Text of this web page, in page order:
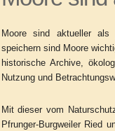
Moore sind aktueller
speichern sind Moore
historische Archive,
Nutzung und
Mit dieser vom
Pfrunger-Burgweiler Ried